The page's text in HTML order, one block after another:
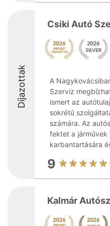
Díjazottak
Csiki Autó
A
Szerviz
ismert az
sokrétű
számára. Az
fektet a járművek
karbantartására
9
Kalmár